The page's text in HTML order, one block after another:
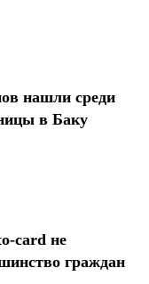
нашли среди
в Баку
card не
граждан